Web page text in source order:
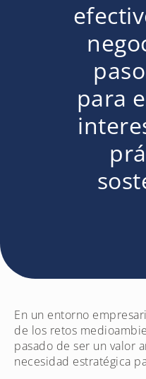
para
En un entorno
de los retos
pasado de ser un valor
necesidad estratégica